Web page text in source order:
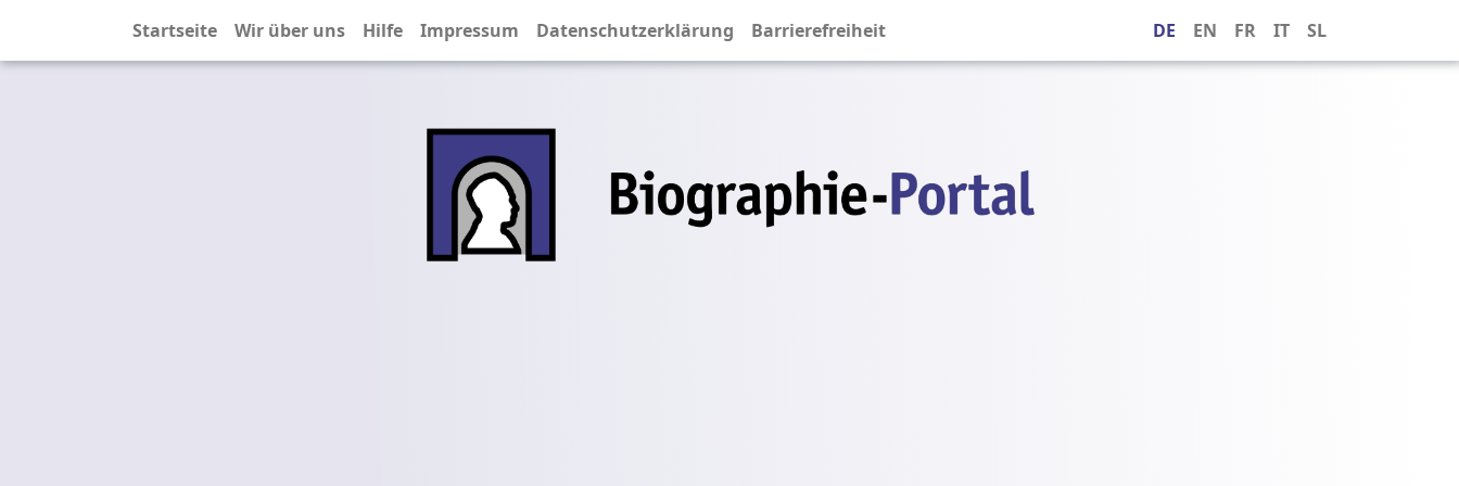
Startseite Wir über uns Hilfe Impressum Datenschutzerklärung Barrierefreiheit DE EN FR IT SL